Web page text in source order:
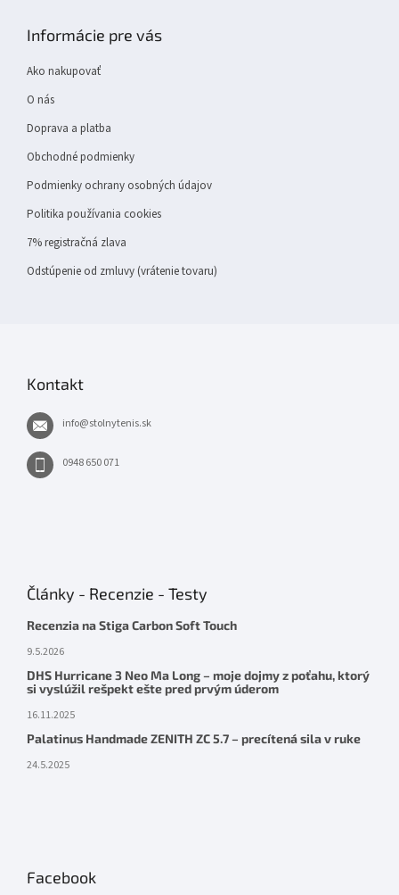
Informácie pre vás
Ako nakupovať
O nás
Doprava a platba
Obchodné podmienky
Podmienky ochrany osobných údajov
Politika používania cookies
7% registračná zlava
Odstúpenie od zmluvy (vrátenie tovaru)
Kontakt
info@stolnytenis.sk
0948 650 071
Články - Recenzie - Testy
Recenzia na Stiga Carbon Soft Touch
9.5.2026
DHS Hurricane 3 Neo Ma Long – moje dojmy z poťahu, ktorý
si vyslúžil rešpekt ešte pred prvým úderom
16.11.2025
Palatinus Handmade ZENITH ZC 5.7 – precítená sila v ruke
24.5.2025
Facebook